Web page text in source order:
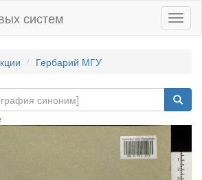
систем
Гербарий МГУ